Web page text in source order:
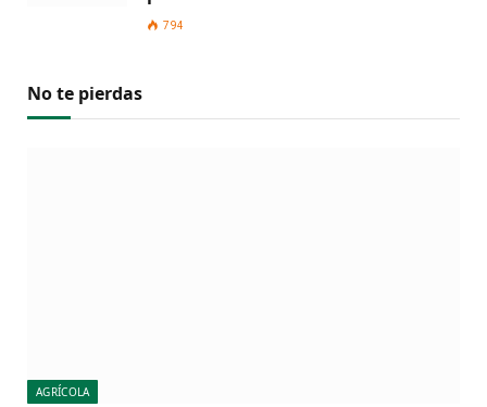
794
No te pierdas
AGRÍCOLA